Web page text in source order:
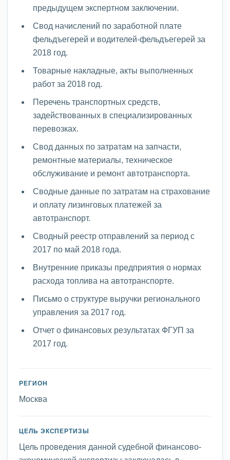
предыдущем экспертном заключении.
Свод начислений по заработной плате
фельдъегерей и водителей-фельдъегерей за
2018 год.
Товарные накладные, акты выполненных
работ за 2018 год.
Перечень транспортных средств,
задействованных в специализированных
перевозках.
Свод данных по затратам на запчасти,
ремонтные материалы, техническое
обслуживание и ремонт автотранспорта.
Сводные данные по затратам на страхование
и оплату лизинговых платежей за
автотранспорт.
Сводный реестр отправлений за период с
2017 по май 2018 года.
Внутренние приказы предприятия о нормах
расхода топлива на автотранспорте.
Письмо о структуре выручки регионального
управления за 2017 год.
Отчет о финансовых результатах ФГУП за
2017 год.
РЕГИОН
Москва
ЦЕЛЬ ЭКСПЕРТИЗЫ
Цель проведения данной судебной финансово-